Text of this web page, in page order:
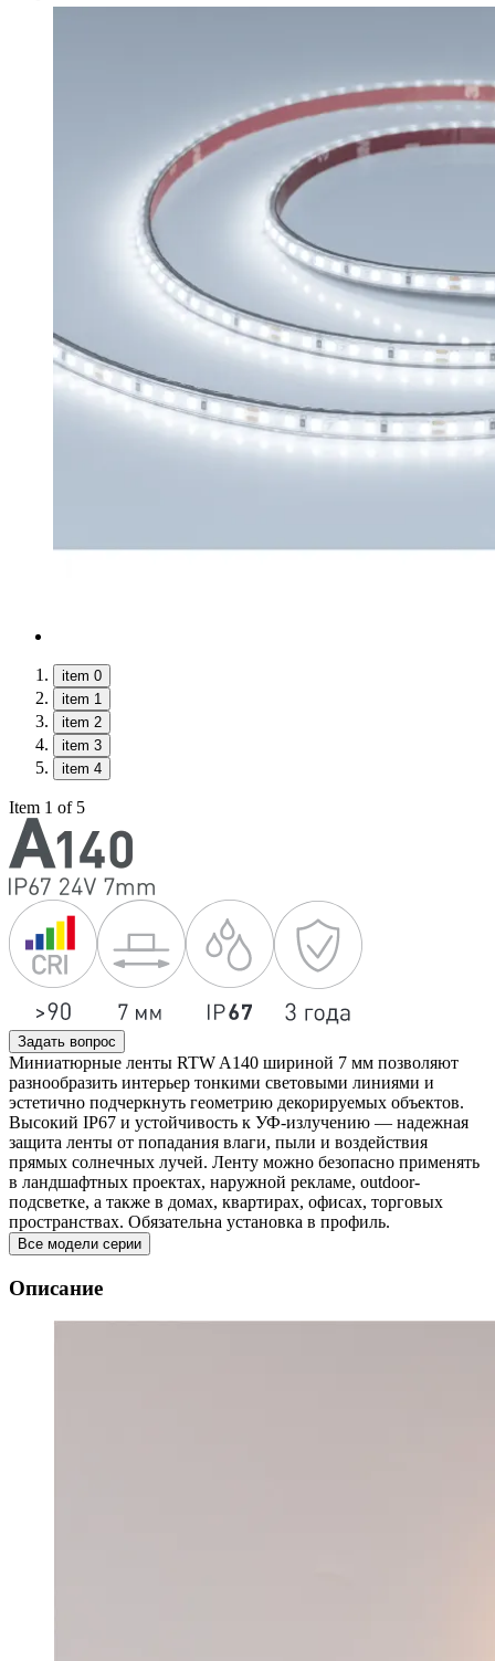
item 0
item 1
item 2
item 3
item 4
Item 1 of 5
Задать вопрос
Миниатюрные ленты RTW A140 шириной 7 мм позволяют
разнообразить интерьер тонкими световыми линиями и
эстетично подчеркнуть геометрию декорируемых объектов.
Высокий IP67 и устойчивость к УФ-излучению — надежная
защита ленты от попадания влаги, пыли и воздействия
прямых солнечных лучей. Ленту можно безопасно применять
в ландшафтных проектах, наружной рекламе, outdoor-
подсветке, а также в домах, квартирах, офисах, торговых
пространствах. Обязательна установка в профиль.
Все модели серии
Описание